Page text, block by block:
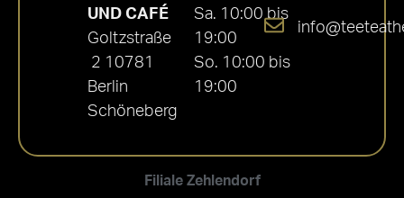
Filiale Zehlendorf
UND CAFÉ
Goltzstraße
2 10781
Berlin
Schöneberg
Sa. 10:00 bis
19:00
So. 10:00 bis
19:00